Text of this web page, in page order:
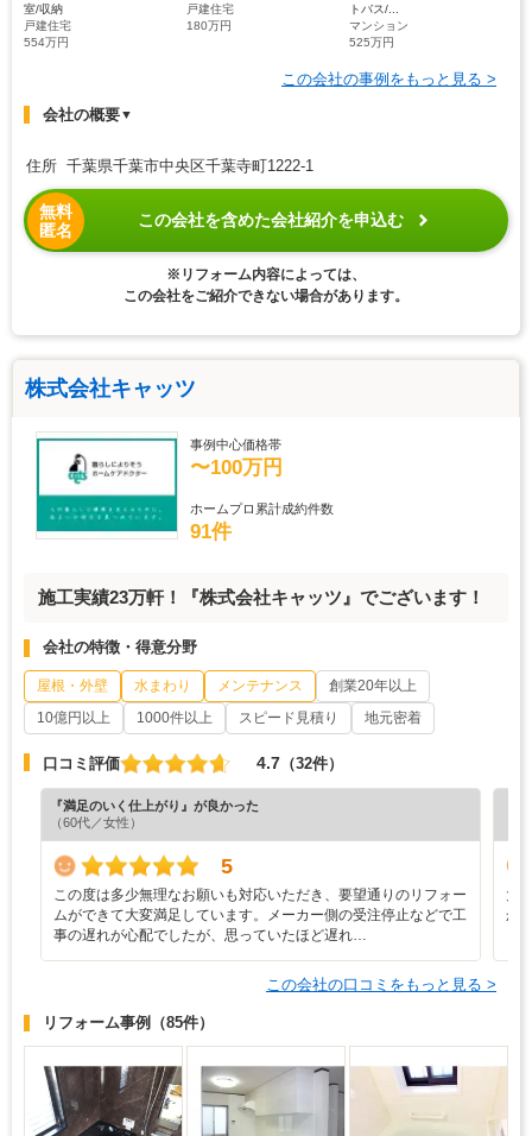
室/収納
戸建住宅
554万円
戸建住宅
180万円
トバス/...
マンション
525万円
この会社の事例をもっと見る >
会社の概要▼
住所 千葉県千葉市中央区千葉寺町1222-1
無料
匿名
この会社を含めた会社紹介を申込む
※リフォーム内容によっては、
この会社をご紹介できない場合があります。
株式会社キャッツ
事例中心価格帯
〜100万円
ホームプロ累計成約件数
91件
施工実績23万軒！『株式会社キャッツ』でございます！
会社の特徴・得意分野
屋根・外壁 水まわり メンテナンス
創業20年以上
10億円以上
1000件以上 スピード見積り 地元密着
口コミ評価 4.7 （32件）
『満足のいく仕上がり』が良かった
（60代／女性）
5
この度は多少無理なお願いも対応いただき、要望通りのリフォー
ムができて大変満足しています。メーカー側の受注停止などで工
事の遅れが心配でしたが、思っていたほど遅れ…
大
か
この会社の口コミをもっと見る >
リフォーム事例 （85件）